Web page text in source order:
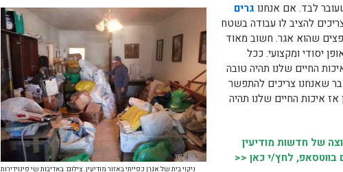
ניקוי בית של אגרן כפייתי באזור מודיעין. צילום: באדיבות שי פינוידירות
לבד. אם אנחנו גרים
להציב לו עבודה בשטח
שהוא אגר. חשוב מאוד
יסודי ומקצועי. ככל
החיים שלנו תהיה טובה
שאנחנו צריכים להתפשר
איכות החיים שלנו תהיה
של חדשות מודיעין
בווטסאפ, לחץ/י כאן <<